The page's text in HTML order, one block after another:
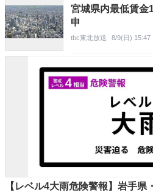
宮城県内最低賃
申
tbc東北放送 8/9(日) 15:47
【レベル4大雨危険警報】岩手